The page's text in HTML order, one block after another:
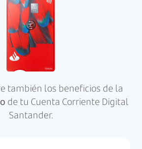
también los beneficios de la
de tu Cuenta Corriente Digital
Santander.